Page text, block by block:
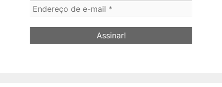
Endereço
de
e-